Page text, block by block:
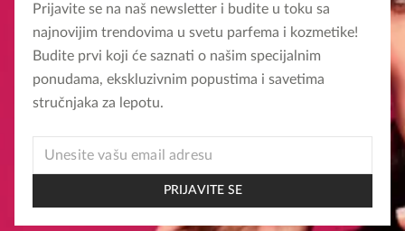
Prijavite se na naš newsletter i budite u toku sa
najnovijim trendovima u svetu parfema i kozmetike!
Budite prvi koji će saznati o našim specijalnim
ponudama, ekskluzivnim popustima i savetima
stručnjaka za lepotu.
EMAIL
PRIJAVITE SE